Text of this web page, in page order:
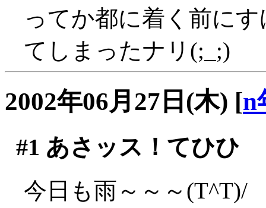
ってか都に着く前に
てしまったナリ(;_;)
2002年06月27日(木) [n
#1 あさッス！てひひ
今日も雨～～～(T^T)/